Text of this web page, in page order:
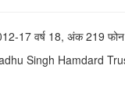
17 वर्ष 18, अंक 219
Singh Hamdard